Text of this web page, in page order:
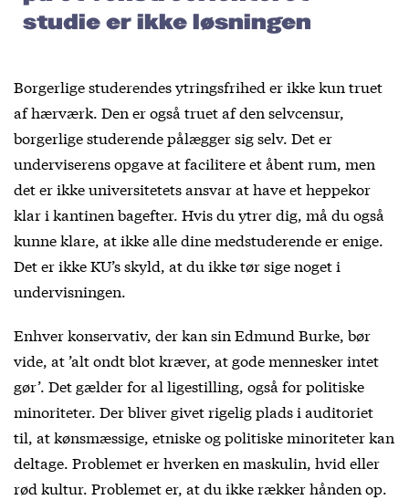
studie er ikke løsningen
Borgerlige studerendes ytringsfrihed er ikke kun truet
af hærværk. Den er også truet af den selvcensur,
borgerlige studerende pålægger sig selv. Det er
underviserens opgave at facilitere et åbent rum, men
det er ikke universitetets ansvar at have et heppekor
klar i kantinen bagefter. Hvis du ytrer dig, må du også
kunne klare, at ikke alle dine medstuderende er enige.
Det er ikke KU’s skyld, at du ikke tør sige noget i
undervisningen.
Enhver konservativ, der kan sin Edmund Burke, bør
vide, at ’alt ondt blot kræver, at gode mennesker intet
gør’. Det gælder for al ligestilling, også for politiske
minoriteter. Der bliver givet rigelig plads i auditoriet
til, at kønsmæssige, etniske og politiske minoriteter kan
deltage. Problemet er hverken en maskulin, hvid eller
rød kultur. Problemet er, at du ikke rækker hånden op.